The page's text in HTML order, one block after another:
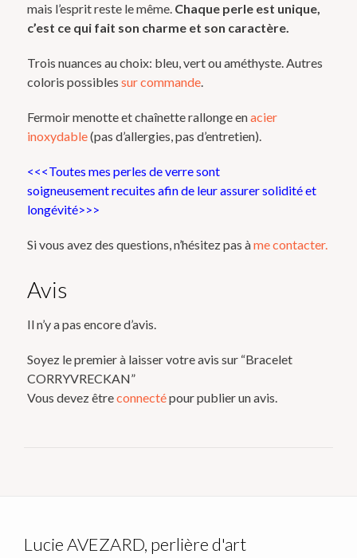
mais l’esprit reste le même. Chaque perle est unique,
c’est ce qui fait son charme et son caractère.
Trois nuances au choix: bleu, vert ou améthyste. Autres
coloris possibles sur commande.
Fermoir menotte et chaînette rallonge enacier
inoxydable(pas d’allergies, pas d’entretien).
<<<Toutes mes perles de verre sont
soigneusementrecuites afin de leur assurer solidité et
longévité>>>
Si vous avez des questions, n’hésitez pas àme contacter.
Avis
Il n’y a pas encore d’avis.
Soyez le premier à laisser votre avis sur “Bracelet
CORRYVRECKAN”
Vous devez êtreconnectépour publier un avis.
Lucie AVEZARD, perlière d'art